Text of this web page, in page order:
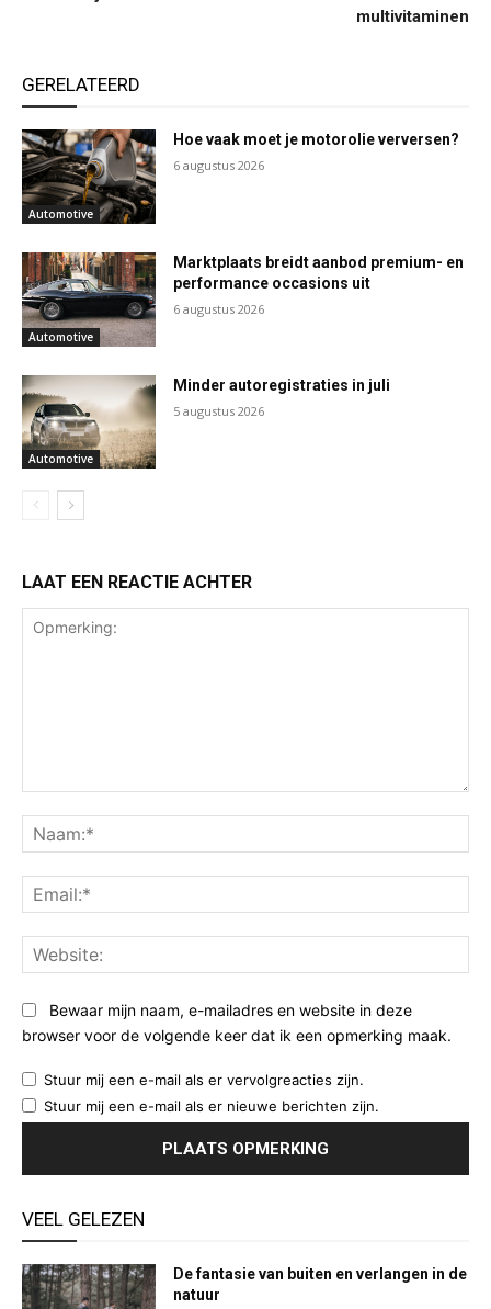
multivitaminen
GERELATEERD
Automotive
Hoe vaak moet je motorolie verversen?
6 augustus 2026
Automotive
Marktplaats breidt aanbod premium- en
performance occasions uit
6 augustus 2026
Automotive
Minder autoregistraties in juli
5 augustus 2026
LAAT EEN REACTIE ACHTER
Bewaar mijn naam, e-mailadres en website in deze
browser voor de volgende keer dat ik een opmerking maak.
Stuur mij een e-mail als er vervolgreacties zijn.
Stuur mij een e-mail als er nieuwe berichten zijn.
VEEL GELEZEN
De fantasie van buiten en verlangen in de
natuur